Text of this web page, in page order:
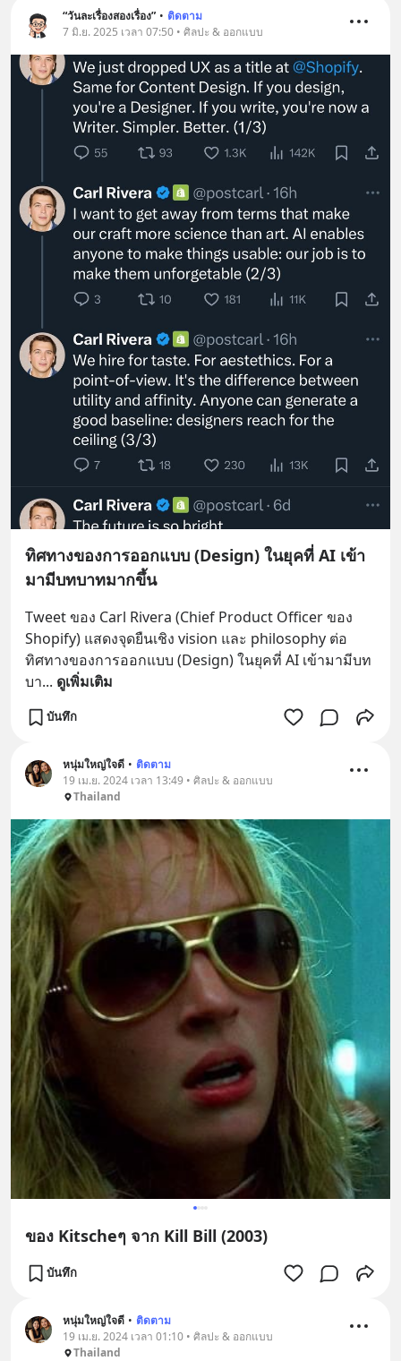
“วันละเรื่องสองเรื่อง” • ติดตาม
7 มิ.ย. 2025 เวลา 07:50 • ศิลปะ & ออกแบบ
ทิศทางของการออกแบบ (Design) ในยุคที่ AI เข้า
มามีบทบาทมากขึ้น
Tweet ของ Carl Rivera (Chief Product Officer ของ
Shopify) แสดงจุดยืนเชิง vision และ philosophy ต่อ
ทิศทางของการออกแบบ (Design) ในยุคที่ AI เข้ามามีบท
บา... ดูเพิ่มเติม
บันทึก
หนุ่มใหญ่ใจดี • ติดตาม
19 เม.ย. 2024 เวลา 13:49 • ศิลปะ & ออกแบบ
Thailand
ของ Kitscheๆ จาก Kill Bill (2003)
บันทึก
หนุ่มใหญ่ใจดี • ติดตาม
19 เม.ย. 2024 เวลา 01:10 • ศิลปะ & ออกแบบ
Thailand